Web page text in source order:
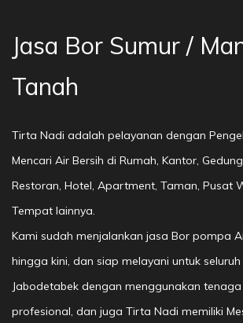
Jasa Bor Sumur /
Tanah
Tirta Nadi adalah pelayanan dengan
Mencari Air Bersih di Rumah, Kantor,
Restoran, Hotel, Apartment, Taman, Pusat
Tempat lainnya.
Kami sudah menjalankan jasa Bor pompa
hingga kini, dan siap melayani untuk
Jabodetabek dengan menggunakan
profesional, dan juga Tirta Nadi memiliki